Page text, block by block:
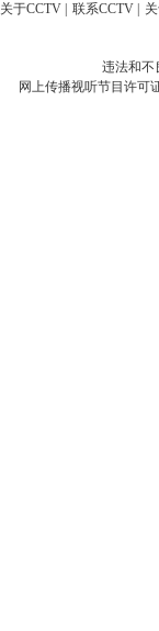
关于CCTV 联系CCTV
违法和不
网上传播视听节目许可